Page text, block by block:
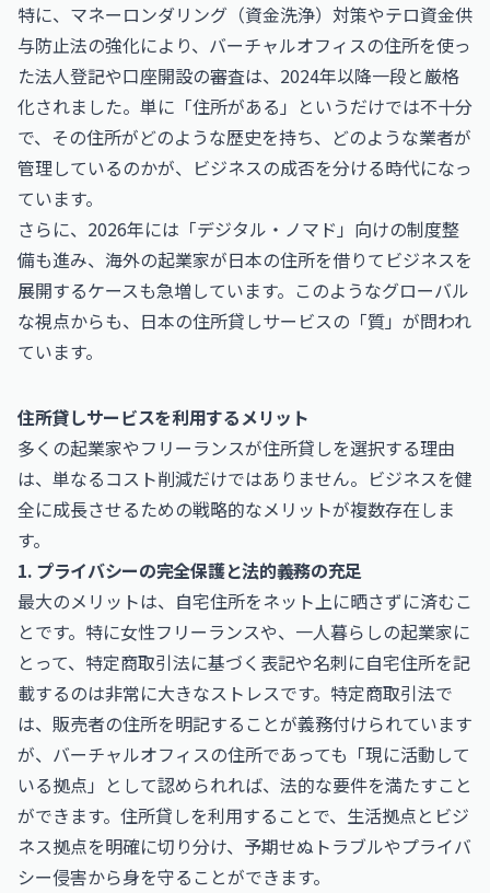
特に、マネーロンダリング（資金洗浄）対策やテロ資金供
与防止法の強化により、バーチャルオフィスの住所を使っ
た法人登記や口座開設の審査は、2024年以降一段と厳格
化されました。単に「住所がある」というだけでは不十分
で、その住所がどのような歴史を持ち、どのような業者が
管理しているのかが、ビジネスの成否を分ける時代になっ
ています。
さらに、2026年には「デジタル・ノマド」向けの制度整
備も進み、海外の起業家が日本の住所を借りてビジネスを
展開するケースも急増しています。このようなグローバル
な視点からも、日本の住所貸しサービスの「質」が問われ
ています。
住所貸しサービスを利用するメリット
多くの起業家やフリーランスが住所貸しを選択する理由
は、単なるコスト削減だけではありません。ビジネスを健
全に成長させるための戦略的なメリットが複数存在しま
す。
1. プライバシーの完全保護と法的義務の充足
最大のメリットは、自宅住所をネット上に晒さずに済むこ
とです。特に女性フリーランスや、一人暮らしの起業家に
とって、特定商取引法に基づく表記や名刺に自宅住所を記
載するのは非常に大きなストレスです。特定商取引法で
は、販売者の住所を明記することが義務付けられています
が、バーチャルオフィスの住所であっても「現に活動して
いる拠点」として認められれば、法的な要件を満たすこと
ができます。住所貸しを利用することで、生活拠点とビジ
ネス拠点を明確に切り分け、予期せぬトラブルやプライバ
シー侵害から身を守ることができます。